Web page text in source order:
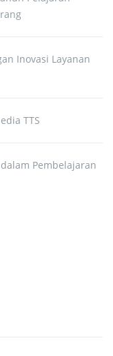
Inovasi Layanan
TTS
Pembelajaran